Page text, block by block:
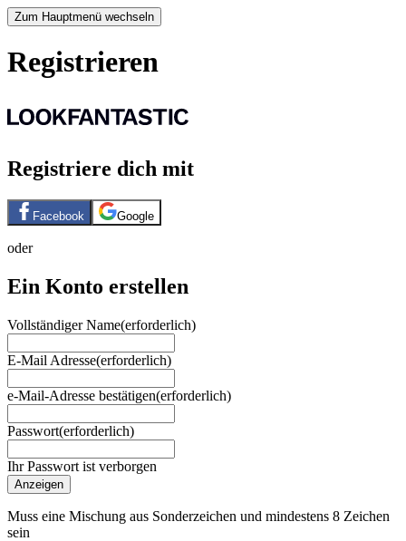
Zum Hauptmenü wechseln
Registrieren
Registriere dich mit
Facebook Google
oder
Ein Konto erstellen
Vollständiger Name(erforderlich)
E-Mail Adresse(erforderlich)
e-Mail-Adresse bestätigen(erforderlich)
Passwort(erforderlich)
Ihr Passwort ist verborgen
Anzeigen
Muss eine Mischung aus Sonderzeichen und mindestens 8 Zeichen
sein